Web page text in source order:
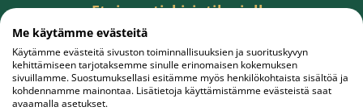
Etuja uutiskirjetilaajalle
Tilaa uutiskirje, saat rahanarvoisen edun
ensiostokseesi.
Me käytämme evästeitä
Käytämme evästeitä sivuston toiminnallisuuksien ja suorituskyvyn
kehittämiseen tarjotaksemme sinulle erinomaisen kokemuksen
sivuillamme. Suostumuksellasi esitämme myös henkilökohtaista sisältöä ja
kohdennamme mainontaa. Lisätietoja käyttämistämme evästeistä saat
avaamalla asetukset.